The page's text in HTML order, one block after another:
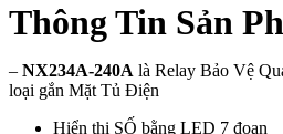
Thông Tin Sản
– NX234A-240A là Relay Bảo Vệ
loại gắn Mặt Tủ Điện
Hiển thị SỐ bằng LED 7 đoạn